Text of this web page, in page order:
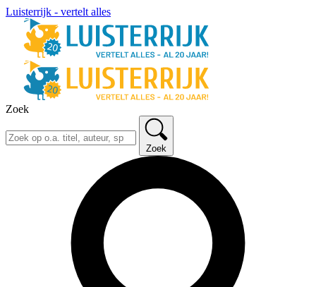
Luisterrijk - vertelt alles
Zoek
Zoek